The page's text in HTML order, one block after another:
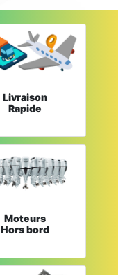
Livraison
Rapide
Moteurs
Hors bord